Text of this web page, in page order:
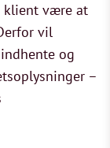
klient være at
vil
og
–